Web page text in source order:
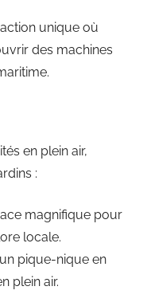
unique où
des machines
en plein air,
:
magnifique pour
locale.
pique-nique en
plein air.